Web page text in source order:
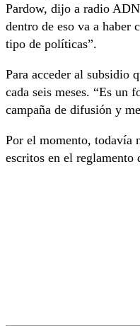
Pardow, dijo a radio
dentro de eso va a haber
tipo de políticas”.
Para acceder al subsidio
cada seis meses. “Es un
campaña de difusión y
Por el momento, todavía
escritos en el